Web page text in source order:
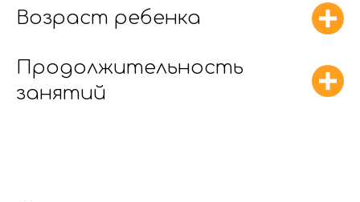
Возраст ребенка
Продолжительность
занятий